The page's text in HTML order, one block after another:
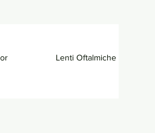
Lenti Oftalmiche